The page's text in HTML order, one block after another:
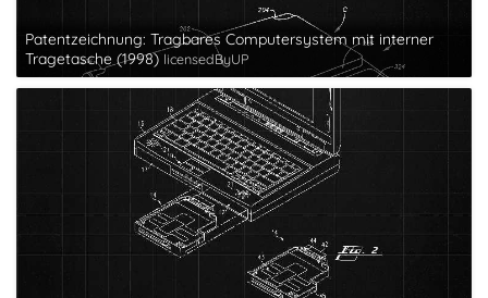
Patentzeichnung: Tragbares Computersystem mit interner
Tragetasche (1998) licensedByUP